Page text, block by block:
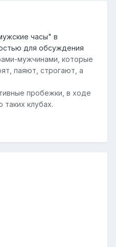
часы" в
для обсуждения
мужчинами, которые
паяют, строгают, а
пробежки, в ходе
клубах.